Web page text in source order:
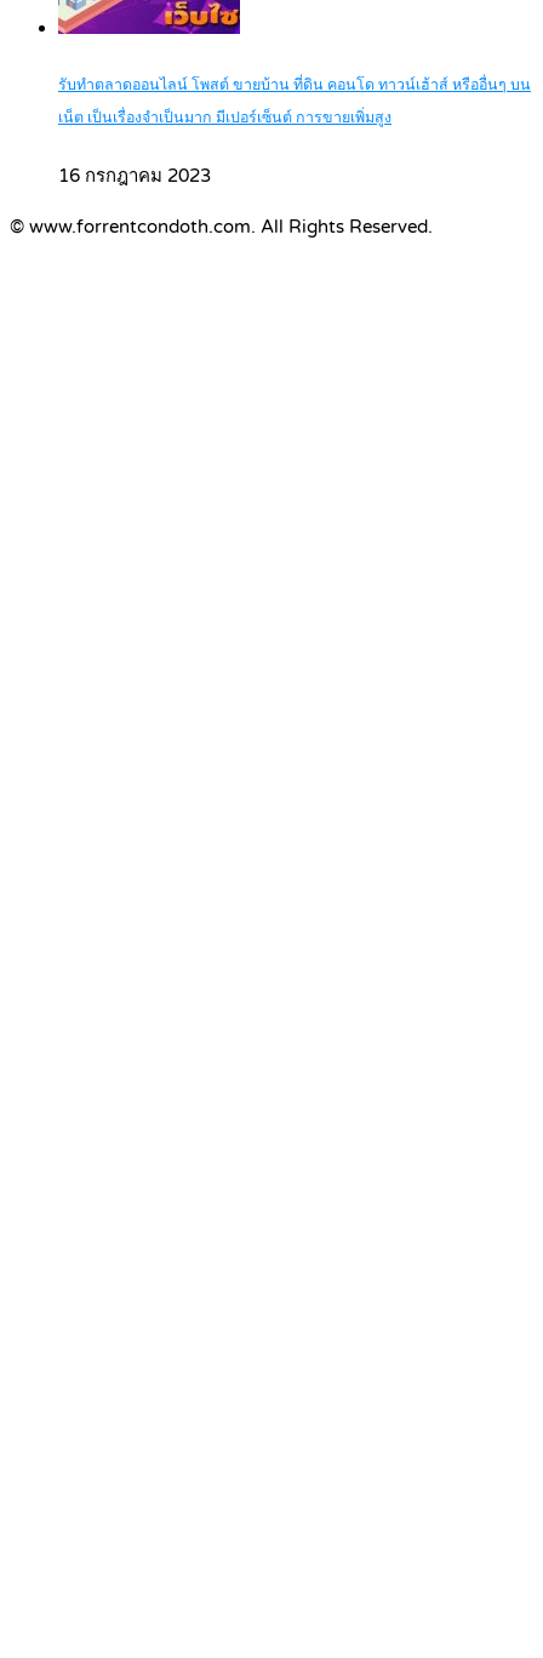
รับทำตลาดออนไลน์ โพสต์ ขายบ้าน ที่ดิน คอนโด ทาวน์เฮ้าส์ หรืออื่นๆ บน
เน็ต เป็นเรื่องจำเป็นมาก มีเปอร์เซ็นต์ การขายเพิ่มสูง
16 กรกฎาคม 2023
© www.forrentcondoth.com. All Rights Reserved.